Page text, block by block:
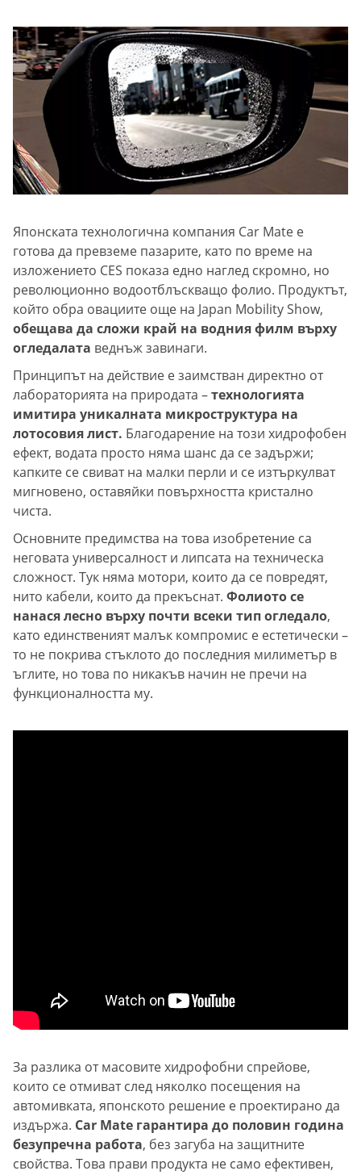
Японската технологична компания Car Mate е
готова да превземе пазарите, като по време на
изложението CES показа едно наглед скромно, но
революционно водоотблъскващо фолио. Продуктът,
който обра овациите още на Japan Mobility Show,
обещава да сложи край на водния филм върху
огледалата веднъж завинаги.
Принципът на действие е заимстван директно от
лабораторията на природата –технологията
имитира уникалната микроструктура на
лотосовия лист. Благодарение на този хидрофобен
ефект, водата просто няма шанс да се задържи;
капките се свиват на малки перли и се изтъркулват
мигновено, оставяйки повърхността кристално
чиста.
Основните предимства на това изобретение са
неговата универсалност и липсата на техническа
сложност. Тук няма мотори, които да се повредят,
нито кабели, които да прекъснат. Фолиото се
нанася лесно върху почти всеки тип огледало,
като единственият малък компромис е естетически –
то не покрива стъклото до последния милиметър в
ъглите, но това по никакъв начин не пречи на
функционалността му.
За разлика от масовите хидрофобни спрейове,
които се отмиват след няколко посещения на
автомивката, японското решение е проектирано да
издържа. Car Mate гарантира до половин година
безупречна работа, без загуба на защитните
свойства. Това прави продукта не само ефективен,